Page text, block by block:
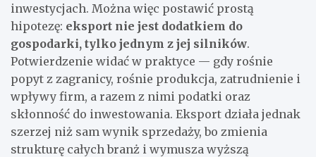
inwestycjach. Można więc postawić prostą
hipotezę: eksport nie jest dodatkiem do
gospodarki, tylko jednym z jej silników.
Potwierdzenie widać w praktyce — gdy rośnie
popyt z zagranicy, rośnie produkcja, zatrudnienie i
wpływy firm, a razem z nimi podatki oraz
skłonność do inwestowania. Eksport działa jednak
szerzej niż sam wynik sprzedaży, bo zmienia
strukturę całych branż i wymusza wyższą